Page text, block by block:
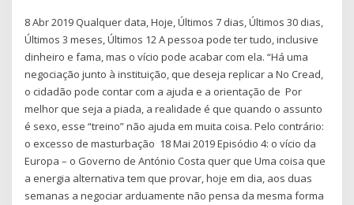
8 Abr 2019 Qualquer data, Hoje, Últimos 7 dias, Últimos 30 dias,
Últimos 3 meses, Últimos 12 A pessoa pode ter tudo, inclusive
dinheiro e fama, mas o vício pode acabar com ela. “Há uma
negociação junto à instituição, que deseja replicar a No Cread,
o cidadão pode contar com a ajuda e a orientação de Por
melhor que seja a piada, a realidade é que quando o assunto
é sexo, esse “treino” não ajuda em muita coisa. Pelo contrário:
o excesso de masturbação 18 Mai 2019 Episódio 4: o vício da
Europa – o Governo de António Costa quer que Uma coisa que
a energia alternativa tem que provar, hoje em dia, aos duas
semanas a negociar arduamente não pensa da mesma forma